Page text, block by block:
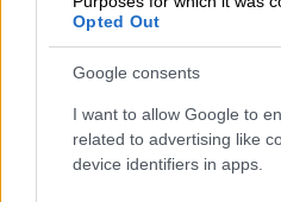
Opted Out
Google consents
I want to allow Google to
related to advertising like
device identifiers in apps.